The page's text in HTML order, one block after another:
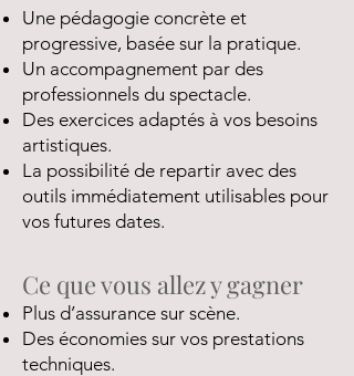
Une pédagogie concrète et
progressive, basée sur la pratique.
Un accompagnement par des
professionnels du spectacle.
Des exercices adaptés à vos besoins
artistiques.
La possibilité de repartir avec des
outils immédiatement utilisables pour
vos futures dates.
Ce que vous allez y gagner
Plus d’assurance sur scène.
Des économies sur vos prestations
techniques.